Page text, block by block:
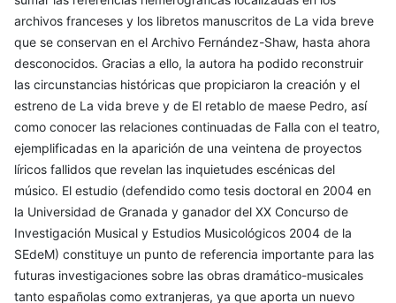
archivos franceses y los libretos manuscritos de La vida breve
que se conservan en el Archivo Fernández-Shaw, hasta ahora
desconocidos. Gracias a ello, la autora ha podido reconstruir
las circunstancias históricas que propiciaron la creación y el
estreno de La vida breve y de El retablo de maese Pedro, así
como conocer las relaciones continuadas de Falla con el teatro,
ejemplificadas en la aparición de una veintena de proyectos
líricos fallidos que revelan las inquietudes escénicas del
músico. El estudio (defendido como tesis doctoral en 2004 en
la Universidad de Granada y ganador del XX Concurso de
Investigación Musical y Estudios Musicológicos 2004 de la
SEdeM) constituye un punto de referencia importante para las
futuras investigaciones sobre las obras dramático-musicales
tanto españolas como extranjeras, ya que aporta un nuevo